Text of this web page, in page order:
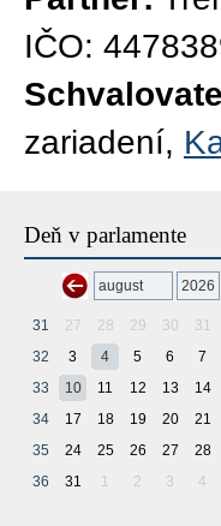
IČO:
zariadení,
Deň v parlamente
31 27 28 29 30 31
32
3 4 5 6 7
33
10 11 12 13 14
34
17 18 19 20 21
35
24 25 26 27 28
36
31 1 2 3 4